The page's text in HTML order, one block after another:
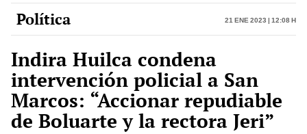
Política 21 Ene 2023 | 12:08 h
Indira Huilca condena
intervención policial a San
Marcos: “Accionar repudiable
de Boluarte y la rectora Jeri”